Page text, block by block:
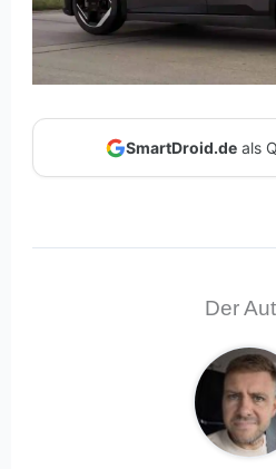
SmartDroid.deals
Der